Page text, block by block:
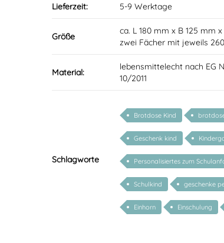
Lieferzeit: 5-9 Werktage
Größe
ca. L 180 mm x B 125 mm
zwei Fächer mit jeweils
Material:
lebensmittelecht nach EG
10/2011
Schlagworte
Brotdose Kind
Geschenk kind
Personalisiertes zum
Schulkind geschenke
Einhorn Einschulung